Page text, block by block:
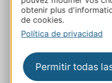
obtenir plus
de cookies.
Política de privacidad
Permitir todas
E-mail
Sitio web